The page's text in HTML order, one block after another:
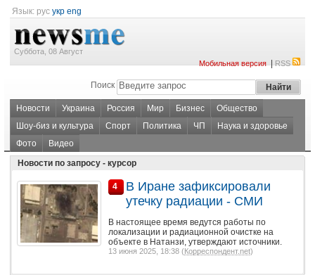
Язык: рус укр eng
Суббота, 08 Август
Мобильная версия|RSS
Поиск
Новости Украина Россия Мир Бизнес
Общество
Шоу-биз и культура
Спорт Политика ЧП
Наука и здоровье
Фото
Видео
Новости по запросу - курсор
4
В Иране зафиксировали
утечку радиации - СМИ
В настоящее время ведутся работы по
локализации и радиационной очистке на
объекте в Натанзи, утверждают источники.
13 июня 2025, 18:38 (Корреспондент.net)